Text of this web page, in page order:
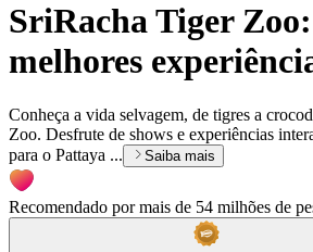
SriRacha Tiger
melhores
Conheça a vida selvagem, de tigres a
Zoo. Desfrute de shows e experiências
para o Pattaya ...
Saiba mais
Recomendado por mais de 54 milhões de